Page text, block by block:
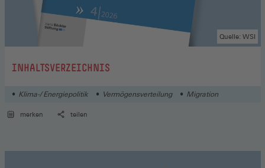
:INHALTSVERZEICHNIS
Quelle: WSI
Klima-/ Energiepolitik Vermögensverteilung Migration
merken teilen